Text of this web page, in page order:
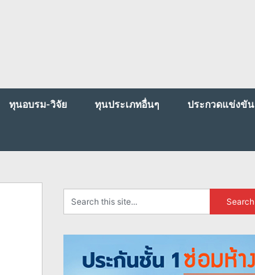
ทุนอบรม-วิจัย ทุนประเภทอื่นๆ
ประกวดแข่งขัน